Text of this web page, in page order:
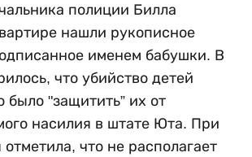
полиции Билла
нашли рукописное
именем бабушки. В
что убийство детей
было "защитить” их от
насилия в штате Юта. При
что не располагает